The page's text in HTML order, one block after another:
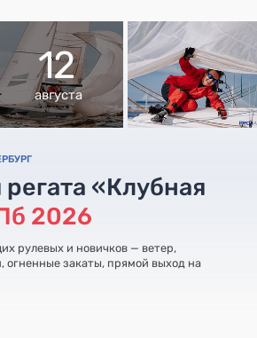
12
августа
«Клубная
2026
рулевых и новичков — ветер,
огненные закаты, прямой выход на